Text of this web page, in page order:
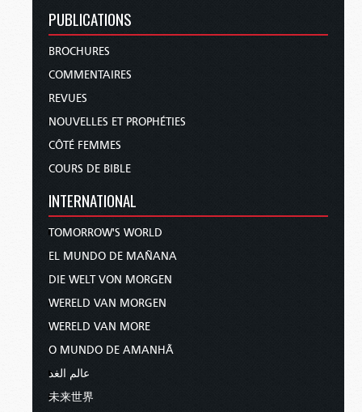
PUBLICATIONS
BROCHURES
COMMENTAIRES
REVUES
NOUVELLES ET PROPHÉTIES
CÔTÉ FEMMES
COURS DE BIBLE
INTERNATIONAL
TOMORROW'S WORLD
EL MUNDO DE MAÑANA
DIE WELT VON MORGEN
WERELD VAN MORGEN
WERELD VAN MORE
O MUNDO DE AMANHÃ
عالم الغد
未来世界